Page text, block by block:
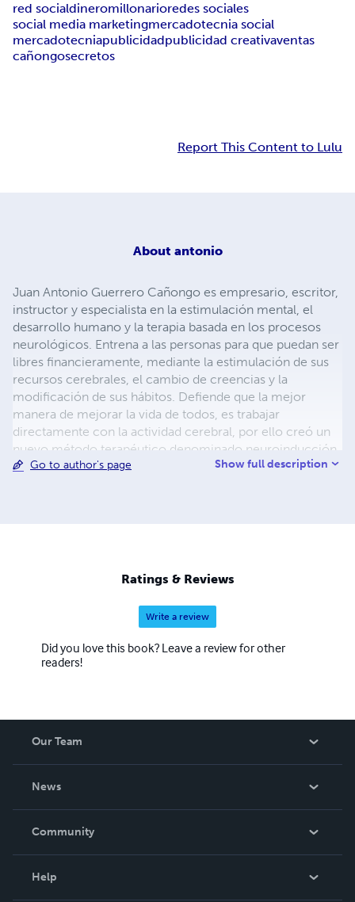
red socialdineromillonarioredes sociales
social media marketingmercadotecnia social
mercadotecniapublicidadpublicidad creativaventas
cañongosecretos
Report This Content to Lulu
About antonio
Juan Antonio Guerrero Cañongo es empresario, escritor,
instructor y especialista en la estimulación mental, el
desarrollo humano y la terapia basada en los procesos
neurológicos. Entrena a las personas para que puedan ser
libres financieramente, mediante la estimulación de sus
recursos cerebrales, el cambio de creencias y la
modificación de sus hábitos. Defiende que la mejor
manera de mejorar la vida de todos, es trabajar
directamente con la actividad cerebral, por ello creó un
nuevo método terapéutico denominado neuroinducción.
Actualmente dicta seminarios, cursos y conferencias en
financiera. Para contactarlo escribe a
antonio@elmillonariointeligente.com
Go to author's page Show full description
Ratings & Reviews
Write a review
Did you love this book? Leave a review for other
readers!
Our Team
News
In The News
Community
Help